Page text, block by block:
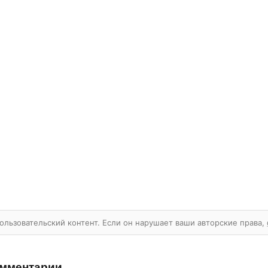
контент. Если он нарушает ваши авторские права,